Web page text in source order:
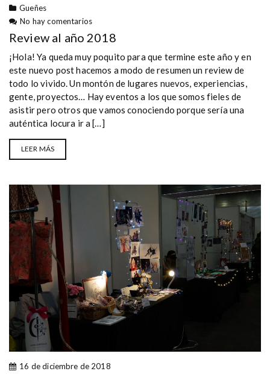
Gueñes
No hay comentarios
Review al año 2018
¡Hola! Ya queda muy poquito para que termine este año y en
este nuevo post hacemos a modo de resumen un review de
todo lo vivido. Un montón de lugares nuevos, experiencias,
gente, proyectos… Hay eventos a los que somos fieles de
asistir pero otros que vamos conociendo porque sería una
auténtica locura ir a […]
LEER MÁS
16 de diciembre de 2018